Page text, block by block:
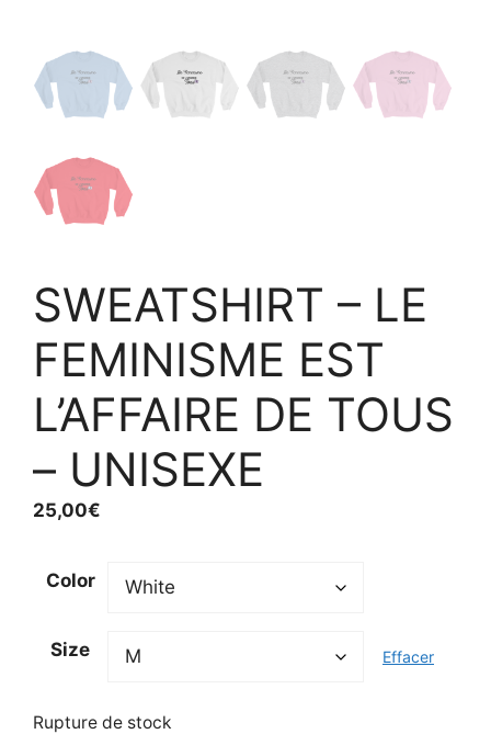
SWEATSHIRT – LE
FEMINISME EST
L’AFFAIRE DE TOUS
– UNISEXE
25,00€
Color
Size Effacer
Rupture de stock